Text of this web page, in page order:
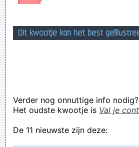
Waar
Verknoei je
Dit kwootje kan het best
Verder nog onnuttige info nodig?
Het oudste kwootje is Val je
De 11 nieuwste zijn deze: